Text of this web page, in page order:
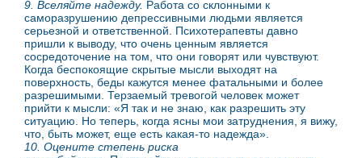
9. Вселяйте надежду. Работа со склонными к
саморазрушению депрессивными людьми является
серьезной и ответственной. Психотерапевты давно
пришли к выводу, что очень ценным является
сосредоточение на том, что они говорят или чувствуют.
Когда беспокоящие скрытые мысли выходят на
поверхность, беды кажутся менее фатальными и более
разрешимыми. Терзаемый тревогой человек может
прийти к мысли: «Я так и не знаю, как разрешить эту
ситуацию. Но теперь, когда ясны мои затруднения, я вижу,
что, быть может, еще есть какая-то надежда».
10. Оцените степень риска